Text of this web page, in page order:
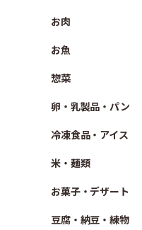
お肉
お魚
惣菜
卵・乳製品・パン
冷凍食品・アイス
米・麺類
お菓子・デザート
豆腐・納豆・練物